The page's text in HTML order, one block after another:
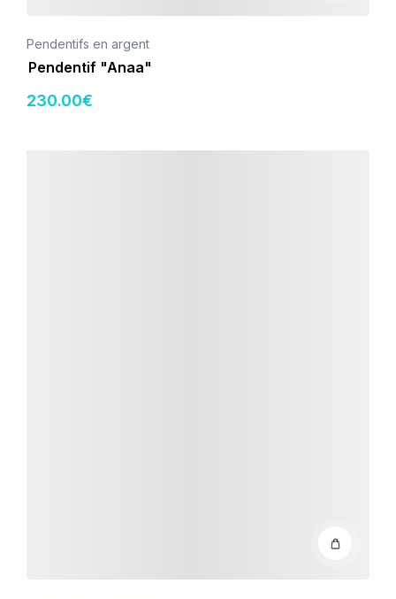
Pendentifs en argent
Pendentif "Anaa"
230.00€